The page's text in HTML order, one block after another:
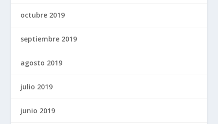
octubre 2019
septiembre 2019
agosto 2019
julio 2019
junio 2019